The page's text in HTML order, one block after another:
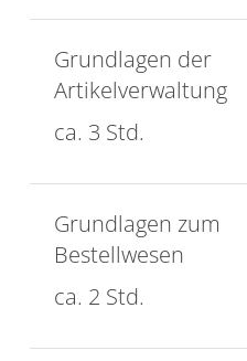
Grundlagen der
Artikelverwaltung
ca. 3 Std.
Grundlagen zum
Bestellwesen
ca. 2 Std.